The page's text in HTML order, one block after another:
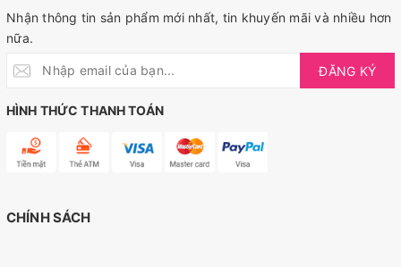
Nhận thông tin sản phẩm mới nhất, tin khuyến mãi và nhiều hơn
nữa.
ĐĂNG KÝ
HÌNH THỨC THANH TOÁN
CHÍNH SÁCH